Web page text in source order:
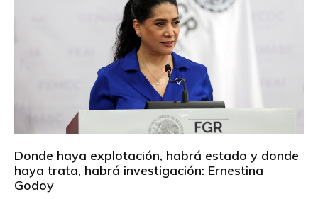
Donde haya explotación, habrá estado y donde
haya trata, habrá investigación: Ernestina
Godoy